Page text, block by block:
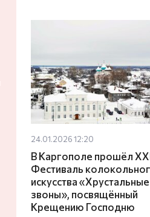
24.01.2026 12:20
В Каргополе прошёл
Фестиваль
искусства «Хрустальные
звоны», посвящённый
Крещению Господню